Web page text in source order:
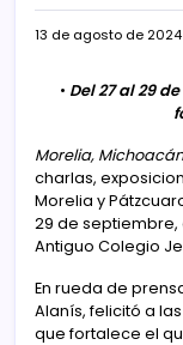
13 de agosto de 2024
• Del 27 al 29
Morelia,
charlas,
Morelia y
29 de septiembre,
Antiguo Colegio
En rueda de
Alanís, felicitó a
que fortalece el